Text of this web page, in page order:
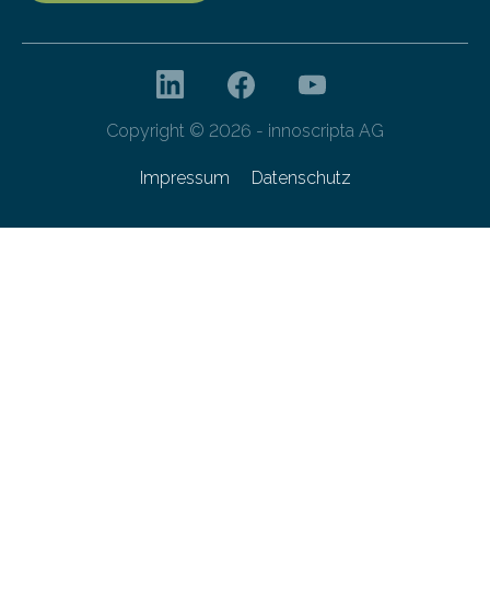
Copyright © 2026 - innoscripta AG
Impressum Datenschutz